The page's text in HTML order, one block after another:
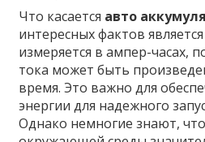
Что касается авто
интересных фактов
измеряется в ампер-часах,
тока может быть
время. Это важно для
энергии для надежного
Однако немногие знают,